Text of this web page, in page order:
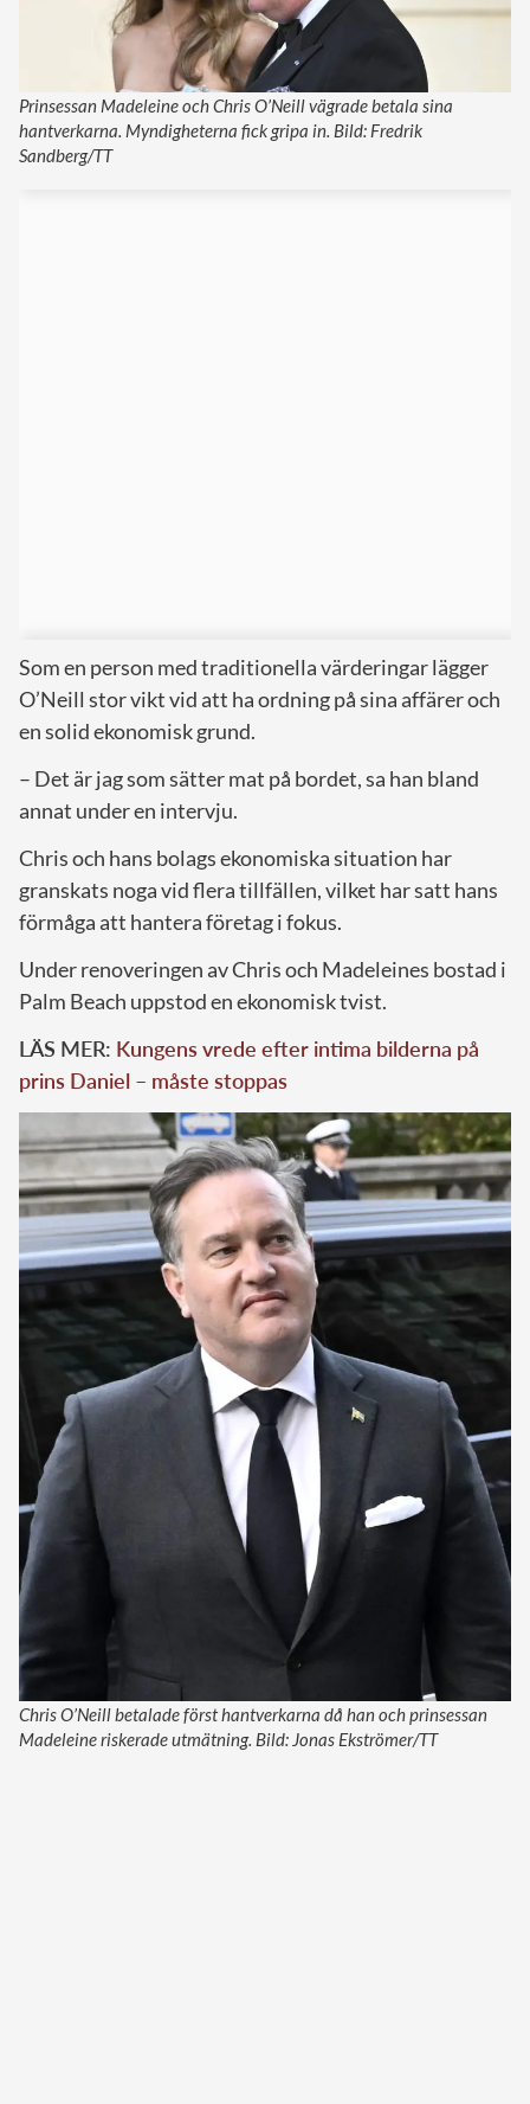
Prinsessan Madeleine och Chris O’Neill vägrade betala sina
hantverkarna. Myndigheterna fick gripa in. Bild: Fredrik
Sandberg/TT
Som en person med traditionella värderingar lägger
O’Neill stor vikt vid att ha ordning på sina affärer och
en solid ekonomisk grund.
– Det är jag som sätter mat på bordet, sa han bland
annat under en intervju.
Chris och hans bolags ekonomiska situation har
granskats noga vid flera tillfällen, vilket har satt hans
förmåga att hantera företag i fokus.
Under renoveringen av Chris och Madeleines bostad i
Palm Beach uppstod en ekonomisk tvist.
LÄS MER: Kungens vrede efter intima bilderna på
prins Daniel – måste stoppas
Chris O’Neill betalade först hantverkarna då han och prinsessan
Madeleine riskerade utmätning. Bild: Jonas Ekströmer/TT